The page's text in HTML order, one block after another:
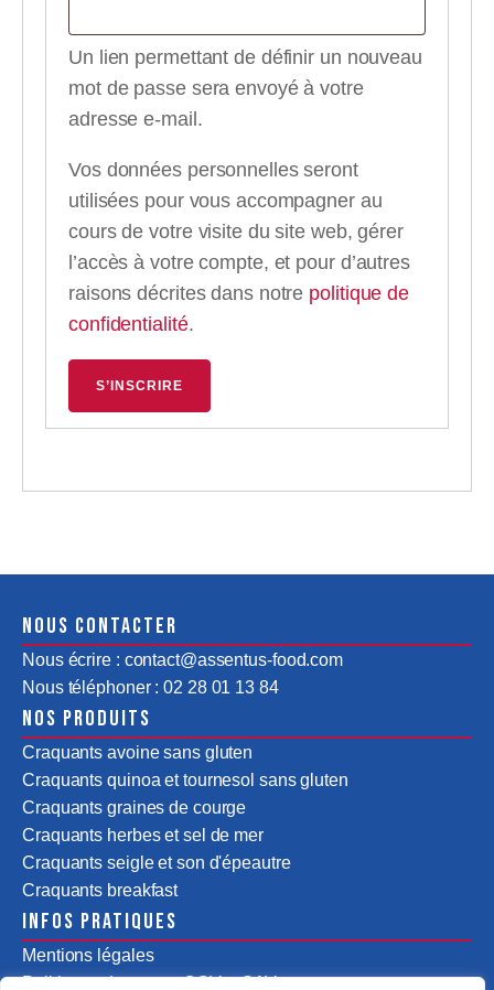
Un lien permettant de définir un nouveau
mot de passe sera envoyé à votre
adresse e-mail.
Vos données personnelles seront
utilisées pour vous accompagner au
cours de votre visite du site web, gérer
l’accès à votre compte, et pour d’autres
raisons décrites dans notre politique de
confidentialité.
S’INSCRIRE
Nous contacter
Nous écrire : contact@assentus-food.com
Nous téléphoner : 02 28 01 13 84
Nos produits
Craquants avoine sans gluten
Craquants quinoa et tournesol sans gluten
Craquants graines de courge
Craquants herbes et sel de mer
Craquants seigle et son d'épeautre
Craquants breakfast
Infos pratiques
Mentions légales
Politiques de ventes CGV & SAV